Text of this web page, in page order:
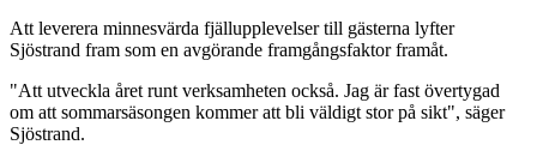
Att leverera minnesvärda fjällupplevelser till gästerna lyfter
Sjöstrand fram som en avgörande framgångsfaktor framåt.
"Att utveckla året runt verksamheten också. Jag är fast övertygad
om att sommarsäsongen kommer att bli väldigt stor på sikt", säger
Sjöstrand.